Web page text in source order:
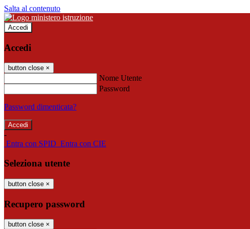
Salta al contenuto
Accedi
Accedi
button close ×
Nome Utente
Password
Password dimenticata?
-
Entra con SPID Entra con CIE
Seleziona utente
button close ×
Recupero password
button close ×